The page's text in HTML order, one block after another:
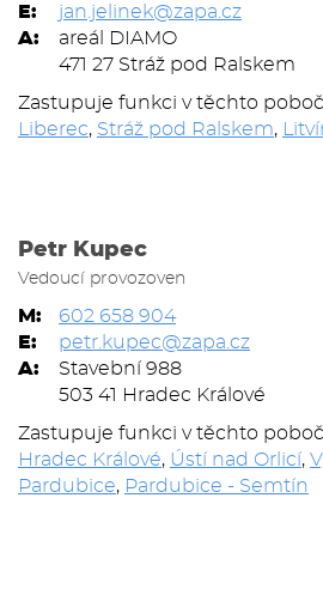
E:
jan.jelinek@zapa.cz
A:
areál DIAMO
471 27 Stráž pod Ralskem
Zastupuje funkci v těchto
Liberec, Stráž pod Ralskem,
Petr Kupec
Vedoucí provozoven
M:
602 658 904
E:
petr.kupec@zapa.cz
A:
Stavební 988
503 41 Hradec Králové
Zastupuje funkci v těchto
Hradec Králové, Ústí nad Orlicí,
Pardubice, Pardubice - Semtín